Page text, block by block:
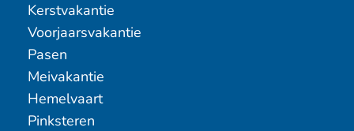
Kerstvakantie
Voorjaarsvakantie
Pasen
Meivakantie
Hemelvaart
Pinksteren